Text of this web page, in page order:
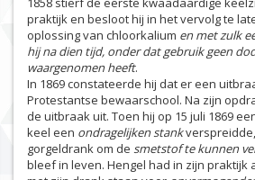
praktijk en besloot hij in het vervolg te
oplossing van chloorkalium en met zulk
hij na dien tijd, onder dat gebruik geen
waargenomen heeft.
In 1869 constateerde hij dat er een
Protestantse bewaarschool. Na zijn
de uitbraak uit. Toen hij op 15 juli 1869
keel een ondragelijken stank
gorgeldrank om de smetstof te kunnen
bleef in leven. Hengel had in zijn praktijk